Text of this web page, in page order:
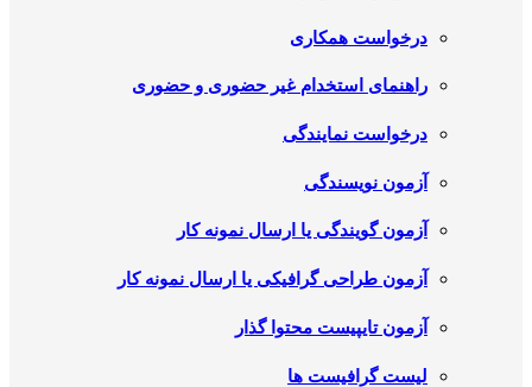
درخواست همکاری
راهنمای استخدام غیر حضوری و حضوری
درخواست نمایندگی
آزمون نویسندگی
آزمون گویندگی یا ارسال نمونه کار
آزمون طراحی گرافیکی یا ارسال نمونه کار
آزمون تایپیست محتوا گذار
لیست گرافیست ها